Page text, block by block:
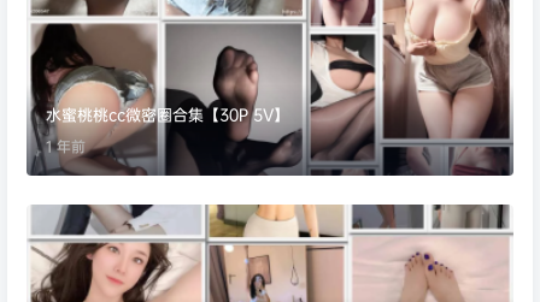
水蜜桃桃cc微密圈合集【30P 5V】
1 年前